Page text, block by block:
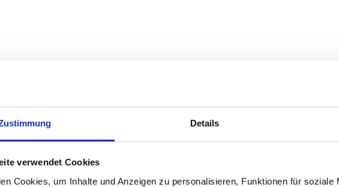
Details
verwendet Cookies
Cookies, um Inhalte und Anzeigen zu personalisieren, Funktionen für soziale
der
barrierefrei für Menschen
für Rollstuhlfahrer“
zur Verfügung
25 m lang, leicht begeh-